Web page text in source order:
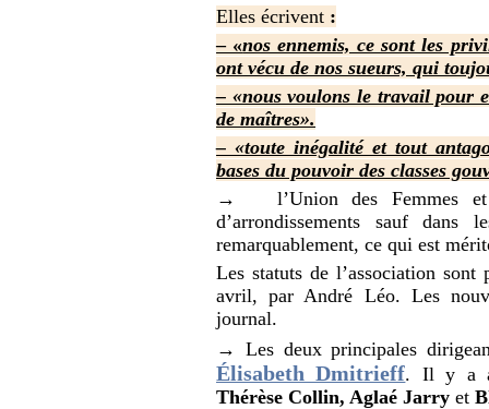
Elles écrivent :
– «nos ennemis, ce sont les
ont vécu de nos sueurs, qui
– «nous voulons le travail pour
de maîtres».
– «toute inégalité et tout
bases du pouvoir des classes
→ l’Union des Femmes et
d’arrondissements sauf
remarquablement, ce qui est
Les statuts de l’association
avril, par André Léo. Les
journal.
→ Les deux principales
Élisabeth Dmitrieff. Il y a
Thérèse Collin, Aglaé Jarryet